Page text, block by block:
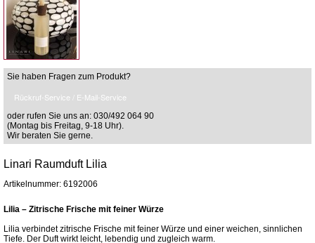
Sie haben Fragen zum Produkt?
Rückruf-Service / E-Mail-Service
oder rufen Sie uns an: 030/492 064 90
(Montag bis Freitag, 9-18 Uhr).
Wir beraten Sie gerne.
Linari Raumduft Lilia
Artikelnummer: 6192006
Lilia – Zitrische Frische mit feiner Würze
Lilia verbindet zitrische Frische mit feiner Würze und einer weichen, sinnlichen
Tiefe. Der Duft wirkt leicht, lebendig und zugleich warm.